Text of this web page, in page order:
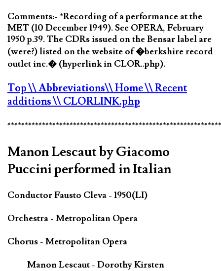
Comments:- *Recording of a performance at the
MET (10 December 1949). See OPERA, February
1950 p.39. The CDRs issued on the Bensar label are
(were?) listed on the website of �berkshire record
outlet inc.� (hyperlink in CLOR..php).
Top\\ Abbreviations\\ Home\\ Recent
additions\\ CLORLINK.php
Manon Lescaut by Giacomo
Puccini performed in Italian
Conductor Fausto Cleva - 1950(LI)
Orchestra - Metropolitan Opera
Chorus - Metropolitan Opera
Manon Lescaut - Dorothy Kirsten